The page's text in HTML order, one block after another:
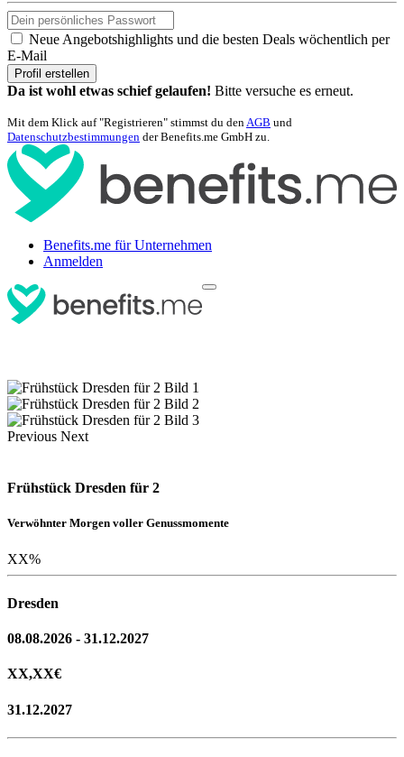
Neue Angebotshighlights und die besten Deals wöchentlich per
E-Mail
Profil erstellen
Da ist wohl etwas schief gelaufen! Bitte versuche es erneut.
Mit dem Klick auf "Registrieren" stimmst du denAGB und
Datenschutzbestimmungen der Benefits.me GmbH zu.
Benefits.me für Unternehmen
Anmelden
Previous Next
Frühstück Dresden für 2
Verwöhnter Morgen voller Genussmomente
XX%
Dresden
08.08.2026 - 31.12.2027
XX,XX€
31.12.2027